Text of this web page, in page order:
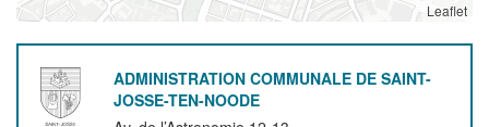
Leaflet
ADMINISTRATION COMMUNALE DE SAINT-
JOSSE-TEN-NOODE